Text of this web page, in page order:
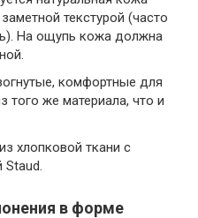
текстурой (часто
На ощупь кожа должна
комфортные для
того же материала, что и
хлопковой ткани с
Staud.
в форме